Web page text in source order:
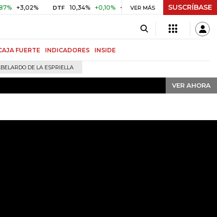
DTF 10,34% +0,10% +0,98% UVR $ 416,91 +$ 0,05
VER MÁS SUSCRÍBASE
FUERTE INDICADORES INSIDE
DE LA ESPRIELLA
VER AHORA
VER AHORA